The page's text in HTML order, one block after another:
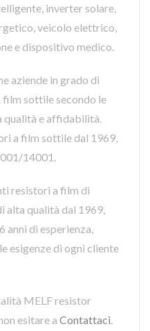
inverter solare,
veicolo elettrico,
e dispositivo medico.
aziende in grado di
sottile secondo le
qualità e affidabilità.
a film sottile dal 1969,
14001.
resistori a film di
alta qualità dal 1969,
anni di esperienza,
esigenze di ogni cliente
MELF resistor
esitare a Contattaci